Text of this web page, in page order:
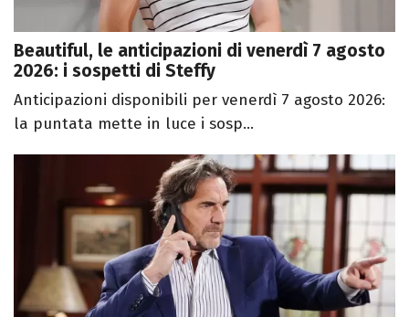
Beautiful, le anticipazioni di venerdì 7 agosto
2026: i sospetti di Steffy
Anticipazioni disponibili per venerdì 7 agosto 2026:
la puntata mette in luce i sosp...